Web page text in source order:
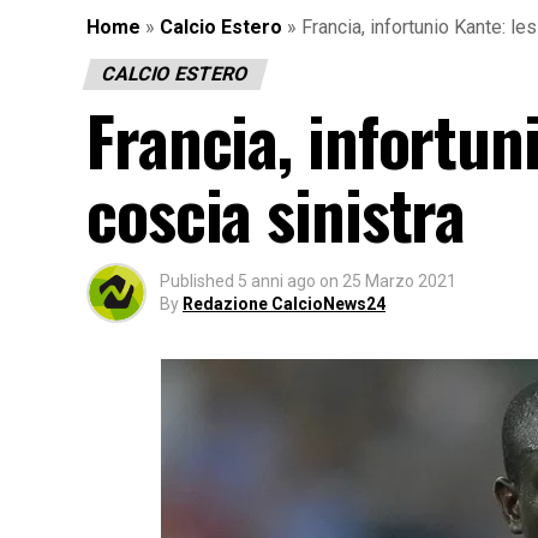
Home » Calcio Estero » Francia, infortunio Kante:
CALCIO ESTERO
Francia,
coscia sinistra
Published 5 anni ago on 25 Marzo 2021
By Redazione CalcioNews24